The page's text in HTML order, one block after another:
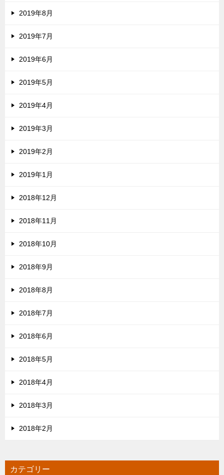
2019年8月
2019年7月
2019年6月
2019年5月
2019年4月
2019年3月
2019年2月
2019年1月
2018年12月
2018年11月
2018年10月
2018年9月
2018年8月
2018年7月
2018年6月
2018年5月
2018年4月
2018年3月
2018年2月
カテゴリー